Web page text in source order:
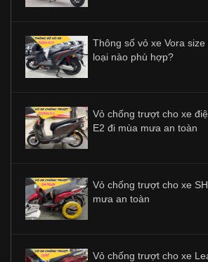
Thông số vỏ xe Vora
loại nào phù hợp?
Vỏ chống trượt cho xe
E2 đi mùa mưa an toàn
Vỏ chống trượt cho xe
mưa an toàn
Vỏ chống trượt cho xe